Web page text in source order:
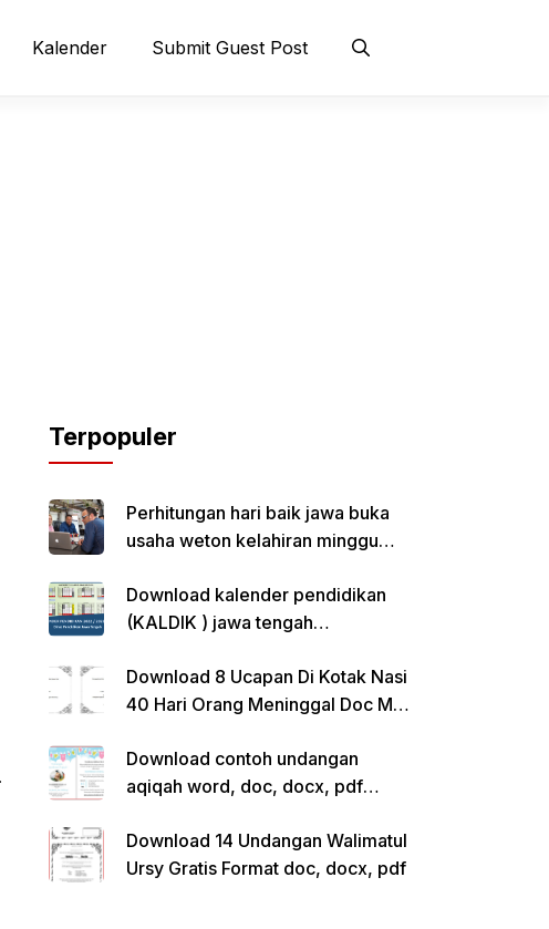
Kalender Submit Guest Post
Terpopuler
Perhitungan hari baik jawa buka
usaha weton kelahiran minggu
Download kalender pendidikan
(KALDIK ) jawa tengah
Download 8 Ucapan Di Kotak Nasi
40 Hari Orang Meninggal Doc Ms.
Download contoh undangan
aqiqah word, doc, docx, pdf
Download 14 Undangan Walimatul
Ursy Gratis Format doc, docx, pdf